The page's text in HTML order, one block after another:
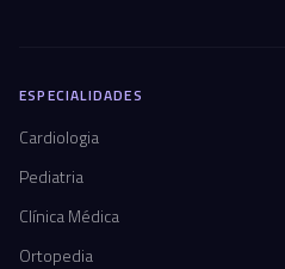
ESPECIALIDADES
Cardiologia
Pediatria
Clínica Médica
Ortopedia